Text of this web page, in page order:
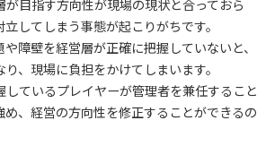
目指す方向性が現場の現状と合っておら
してしまう事態が起こりがちです。
障壁を経営層が正確に把握していないと、
、現場に負担をかけてしまいます。
ているプレイヤーが管理者を兼任すること
め、経営の方向性を修正することができるの